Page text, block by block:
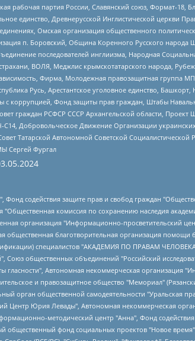
рабочая партия России, Славянский союз, Формат-
единство, Древнерусской Инглистической церкви
Омская организация общественного
п. Боровский, Община Коренного Русского
последователей инглиизма, Народная
ВОЛЯ, Меджлис крымскотатарского народа,
Фирма, Молодежная правозащитная группа
Русь, Арестантское уголовное единство,
Фонд защиты прав граждан, Штабы
граждан РСФСР СССР Архангельской области,
Добровольческое Движение Организации
Татарской Автономной Советской
Сергей Фургал
по борьбе с коррупцией", Автономная некоммерческая организация "Институт права и публичной политики", Баданин Роман Сергеевич, Гликин Максим Александрович, Железнова Мария Михайловна, Лукьянова Юлия Сергеевна, Маетная Елизавета Витальевна, Маняхин Петр Борисович, Чуракова Ольга Владимировна, Ярош Юлия Петровна, Юридическое лицо "The Insider SIA", зарегистрированное в Риге, Латвийская Республика (дата регистрации 26.06.2015), являющееся администратором доменного имени интернет-издания "The Insider SIA", https://theins.ru, Постернак Алексей Евгеньевич, Рубин Михаил Аркадьевич, Анин Роман Александрович, Юридическое лицо Istories fonds, зарегистрированное в Латвийской Республике (регистрационный номер 50008295751, дата регистрации 24.02.2020), Великовский Дмитрий Александрович, Долинина Ирина Николаевна, Мароховская Алеся Алексеевна, Шлейнов Роман Юрьевич, Шмагун Олеся Валентиновна, Общество с ограниченной ответственностью "Альтаир 2021", Общество с ограниченной ответственностью "Вега 2021", Общество с ограниченной ответственностью "Главный редактор 2021", Общество с ограниченной ответственностью "Ромашки монолит", Важенков Артем Валерьевич, Ивановская областная общественная организация "Центр гендерных исследований", Гурман Юрий Альбертович, Медиапроект "ОВД-Инфо", Егоров Владимир Владимирович, Жилинский Владимир Александрович, Общество с ограниченной ответственностью "ЗП", Иванова София Юрьевна, Карезина Инна Павловна, Кильтау Екатерина Викторовна, Петров Алексей Викторович, Пискунов Сергей Евгеньевич, Смирнов Сергей Сергеевич, Тихонов Михаил Сергеевич, Общество с ограниченной ответственностью "ЖУРНАЛИСТ-ИНОСТРАННЫЙ АГЕНТ", Арапова Галина Юрьевна, Вольтская Татьяна Анатольевна, Американская компания "Mason G.E.S. Anonymous Foundation" (США), являющаяся владельцем интернет-издания https://mnews.world/, Компания "Stichting Bellingcat", зарегистрированная в Нидерландах (дата регистрации 11.07.2018), Захаров Андрей Вячеславович, Клепиковская Екатерина Дмитриевна, Общество с ограниченной ответственностью "МЕМО", Перл Роман Александрович, Симонов Евгений Алексеевич, Соловьева Елена Анатольевна, Сотников Даниил Владимирович, Сурначева Елизавета Дмитриевна, Автономная некоммерческая организация по защите прав человека и информированию населения "Якутия – Наше Мнение", Общество с ограниченной ответственностью "Москоу диджитал медиа", с 26.01.2023 Общество с ограниченной ответственностью